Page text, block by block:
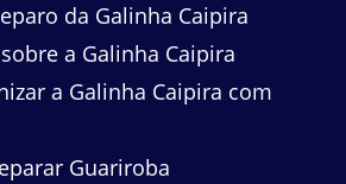
da Galinha Caipira
a Galinha Caipira
a Galinha Caipira com
Guariroba